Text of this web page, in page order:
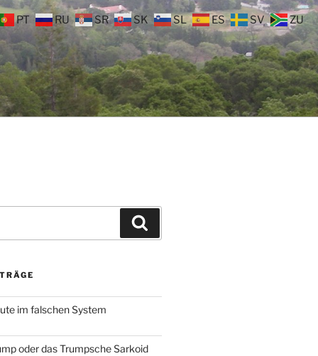
im falschen System
oder das Trumpsche Sarkoid
PT RU SR SK SL ES SV ZU